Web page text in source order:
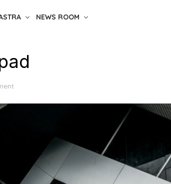
NEWS ROOM